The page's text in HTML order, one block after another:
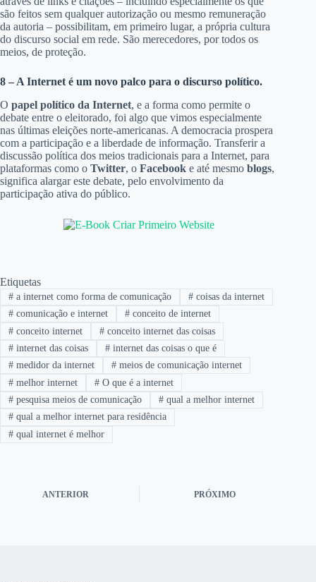
são feitos sem qualquer autorização ou mesmo remuneração
da autoria – possibilitam, em primeiro lugar, a própria cultura
do discurso social em rede. São merecedores, por todos os
meios, de proteção.
8 – A Internet é um novo palco para o discurso político.
O papel político da Internet, e a forma como permite o
debate entre o eleitorado, foi algo que vimos especialmente
nas últimas eleições norte-americanas. A democracia prospera
com a participação e a liberdade de informação. Transferir a
discussão política dos meios tradicionais para a Internet, para
plataformas como o Twitter, o Facebook e até mesmo blogs,
significa alargar este debate, pelo envolvimento da
participação ativa do público.
Etiquetas
#a internet como forma de comunicação #coisas da internet
#comunicação e internet #conceito de internet
#conceito internet #conceito internet das coisas
#internet das coisas #internet das coisas o que é
#medidor da internet #meios de comunicação internet
#melhor internet #O que é a internet
#pesquisa meios de comunicação #qual a melhor internet
#qual a melhor internet para residência
#qual internet é melhor
ANTERIOR PRÓXIMO